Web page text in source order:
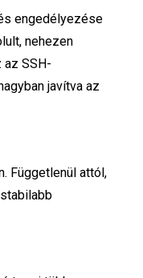
engedélyezése
nehezen
SSH-
javítva az
Függetlenül attól,